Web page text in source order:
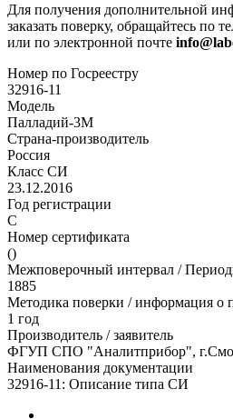
Для получения дополнительной
заказать поверку, обращайтесь по
или по электронной почте
Номер по Госреестру
32916-11
Модель
Палладий-3М
Страна-производитель
Россия
Класс СИ
23.12.2016
Год регистрации
С
Номер сертификата
()
Межповерочный интервал /
1885
Методика поверки / информация о
1 год
Производитель / заявитель
ФГУП СПО "Аналитприбор",
Наименования документации
32916-11: Описание типа СИ